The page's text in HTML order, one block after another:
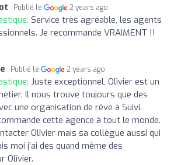
Publié le 2 years ago
Service très agréable, les agents
Je recommande VRAIMENT !!
Publié le 2 years ago
Juste exceptionnel, Olîvier est un
Il nous trouve toujours que des
une organisation de rêve à Suivi.
cette agence à tout le monde.
Olîvier mais sa collègue aussi qui
moi j’ai des quand même des
Olîvier.